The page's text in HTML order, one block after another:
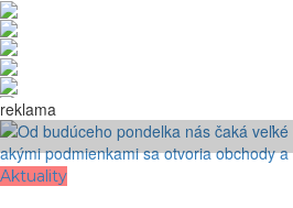
reklama
Aktuality